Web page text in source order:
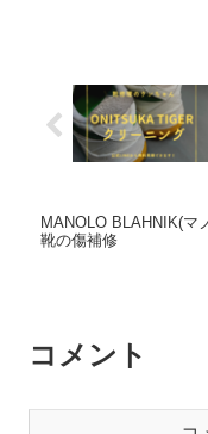
MANOLO BLAHNIK(マ
靴の傷補修
コメント